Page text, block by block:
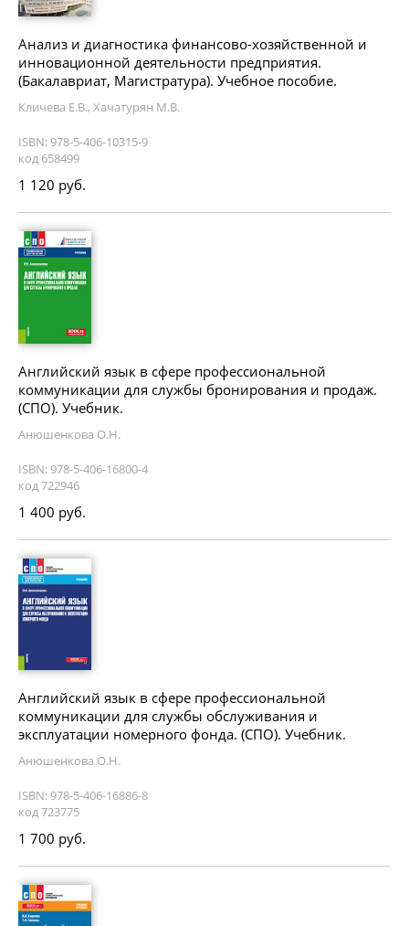
Анализ и диагностика финансово-хозяйственной и
инновационной деятельности предприятия.
(Бакалавриат, Магистратура). Учебное пособие.
Кличева Е.В., Хачатурян М.В.
ISBN: 978-5-406-10315-9
код 658499
1 120 руб.
Английский язык в сфере профессиональной
коммуникации для службы бронирования и продаж.
(СПО). Учебник.
Анюшенкова О.Н.
ISBN: 978-5-406-16800-4
код 722946
1 400 руб.
Английский язык в сфере профессиональной
коммуникации для службы обслуживания и
эксплуатации номерного фонда. (СПО). Учебник.
Анюшенкова О.Н.
ISBN: 978-5-406-16886-8
код 723775
1 700 руб.